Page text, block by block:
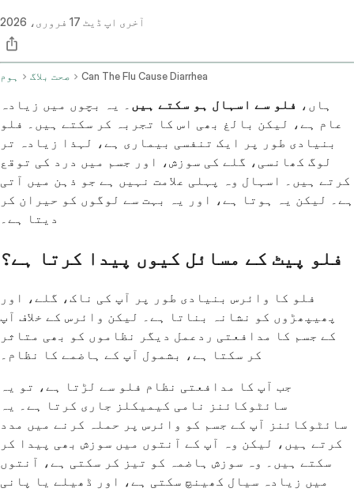
آخری اپ ڈیٹ 17 فروری، 2026
ہوم صحت بلاگ Can The Flu Cause Diarrhea
ہاں، فلو سے اسہال ہو سکتے ہیں ۔ یہ بچوں میں زیادہ
عام ہے، لیکن بالغ بھی اس کا تجربہ کر سکتے ہیں۔ فلو
بنیادی طور پر ایک تنفسی بیماری ہے، لہذا زیادہ تر
لوگ کھانسی، گلے کی سوزش، اور جسم میں درد کی توقع
کرتے ہیں۔ اسہال وہ پہلی علامت نہیں ہے جو ذہن میں آتی
ہے۔ لیکن یہ ہوتا ہے، اور یہ بہت سے لوگوں کو حیران کر
دیتا ہے۔
فلو پیٹ کے مسائل کیوں پیدا کرتا ہے؟
فلو کا وائرس بنیادی طور پر آپ کی ناک، گلے، اور
پھیپھڑوں کو نشانہ بناتا ہے۔ لیکن وائرس کے خلاف آپ
کے جسم کا مدافعتی ردعمل دیگر نظاموں کو بھی متاثر
کر سکتا ہے، بشمول آپ کے ہاضمے کا نظام۔
جب آپ کا مدافعتی نظام فلو سے لڑتا ہے، تو یہ
سائٹوکائنز نامی کیمیکلز جاری کرتا ہے۔ یہ
سائٹوکائنز آپ کے جسم کو وائرس پر حملہ کرنے میں مدد
کرتے ہیں، لیکن وہ آپ کے آنتوں میں سوزش بھی پیدا کر
سکتے ہیں۔ وہ سوزش ہاضمہ کو تیز کر سکتی ہے، آنتوں
میں زیادہ سیال کھینچ سکتی ہے، اور ڈھیلے یا پانی